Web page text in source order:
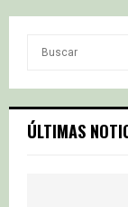
c
h
ÚLTIMAS